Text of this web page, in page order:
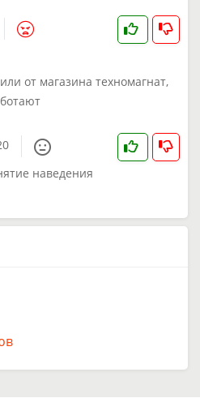
от магазина техномагнат,
наведения